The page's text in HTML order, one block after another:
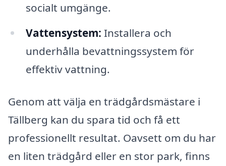
socialt umgänge.
Vattensystem: Installera och
underhålla bevattningssystem för
effektiv vattning.
Genom att välja en trädgårdsmästare i
Tällberg kan du spara tid och få ett
professionellt resultat. Oavsett om du har
en liten trädgård eller en stor park, finns